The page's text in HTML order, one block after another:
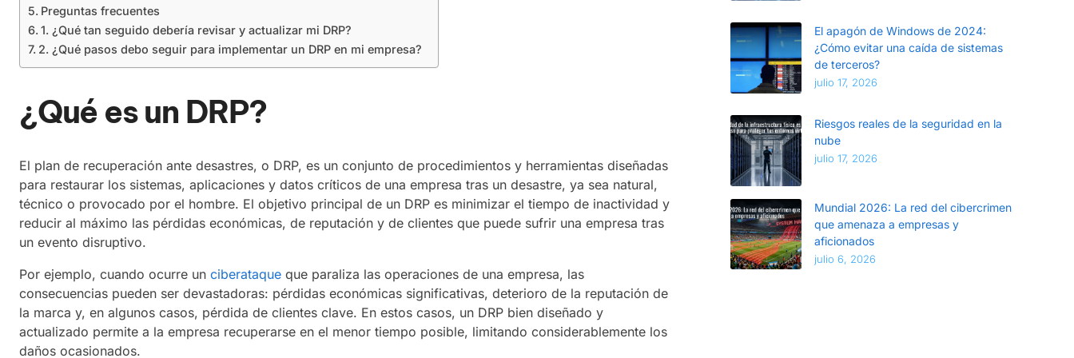
Preguntas frecuentes
1. ¿Qué tan seguido debería revisar y actualizar mi DRP?
2. ¿Qué pasos debo seguir para implementar un DRP en mi empresa?
¿Qué es un DRP?
El plan de recuperación ante desastres, o DRP, es un conjunto de procedimientos y herramientas diseñadas
para restaurar los sistemas, aplicaciones y datos críticos de una empresa tras un desastre, ya sea natural,
técnico o provocado por el hombre. El objetivo principal de un DRP es minimizar el tiempo de inactividad y
reducir al máximo las pérdidas económicas, de reputación y de clientes que puede sufrir una empresa tras
un evento disruptivo.
Por ejemplo, cuando ocurre un ciberataque que paraliza las operaciones de una empresa, las
consecuencias pueden ser devastadoras: pérdidas económicas significativas, deterioro de la reputación de
la marca y, en algunos casos, pérdida de clientes clave. En estos casos, un DRP bien diseñado y
actualizado permite a la empresa recuperarse en el menor tiempo posible, limitando considerablemente los
daños ocasionados.
El apagón de Windows de 2024:
¿Cómo evitar una caída de sistemas
de terceros?
julio 17, 2026
Riesgos reales de la seguridad en la
nube
julio 17, 2026
Mundial 2026: La red del cibercrimen
que amenaza a empresas y
aficionados
julio 6, 2026